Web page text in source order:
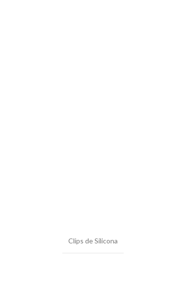
Clips de Silicona